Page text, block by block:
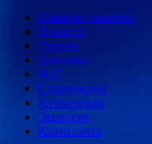
Главная страница
Новости
Туризм
Авиация
Ж/Д
Судоходство
Катаклизмы
Экология
Карта сайта